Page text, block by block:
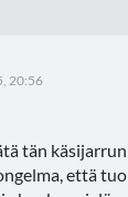
20:56
tän
että